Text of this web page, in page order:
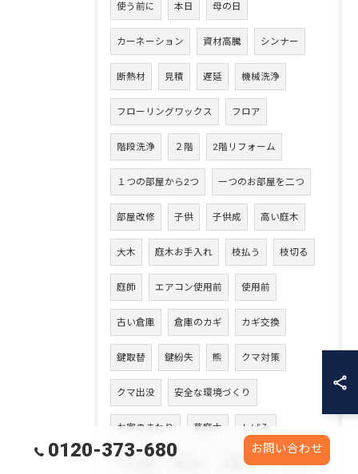
使う前に 本日 母の日
カーネーション 資材高騰 シンナー
断熱材 見積 遅延 機械洗浄
フローリングワックス フロア
階段洗浄 ２階 2階リフォーム
１つの部屋から2つ 一つのお部屋を二つ
部屋改修 子供 子供成 高い庭木
大木 庭木お手入れ 枝払う 枝切る
庭師 エアコン使用前 使用前
古い倉庫 倉庫のカギ カギ交換
鍵取替 鍵紛失 熊 クマ対策
クマ出没 安全な環境づくり
お家のまわり 草庭木 しげみ
木製ドア 入り口
0120-373-680 お問い合わせ